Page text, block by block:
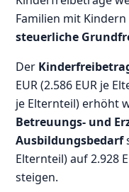
Familien mit
steuerliche
Der
EUR (2.586 EUR je
je Elternteil) erhöht
Betreuungs- und
Ausbildungsbedarf
Elternteil) auf 2.928
steigen.